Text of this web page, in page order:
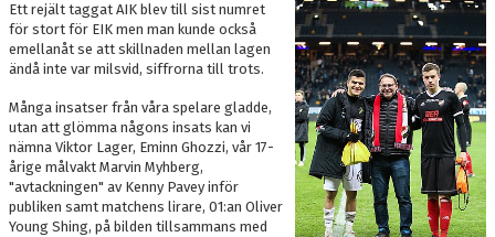
Ett rejält taggat AIK blev till sist numret
för stort för EIK men man kunde också
emellanåt se att skillnaden mellan lagen
ändå inte var milsvid, siffrorna till trots.
Många insatser från våra spelare gladde,
utan att glömma någons insats kan vi
nämna Viktor Lager, Eminn Ghozzi, vår 17-
årige målvakt Marvin Myhberg,
"avtackningen" av Kenny Pavey inför
publiken samt matchens lirare, 01:an Oliver
Young Shing, på bilden tillsammans med